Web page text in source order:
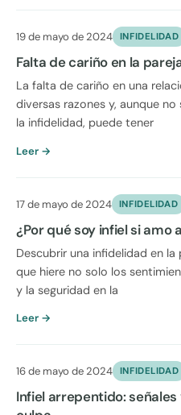
19 de mayo de 2024 INFIDELIDAD
Falta de cariño en la
La falta de cariño en una
diversas razones y, aunque
la infidelidad, puede tener
Leer →
17 de mayo de 2024 INFIDELIDAD
¿Por qué soy infiel si amo
Descubrir una infidelidad en
que hiere no solo los
y la seguridad en la
Leer →
16 de mayo de 2024 INFIDELIDAD
Infiel arrepentido: